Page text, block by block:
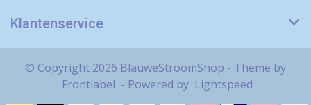
Klantenservice
© Copyright 2026 BlauweStroomShop - Theme by
Frontlabel - Powered by Lightspeed